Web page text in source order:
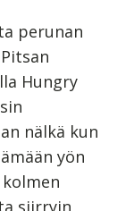
perunan
Hungry
nälkä kun
yön
siirryin